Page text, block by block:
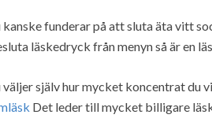
kanske funderar på att sluta äta vitt
läskedryck från menyn så är en
väljer själv hur mycket koncentrat du
Det leder till mycket billigare